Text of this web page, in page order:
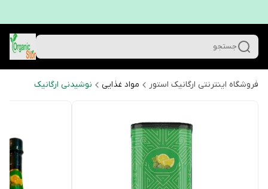
جستجو
فروشگاه اینترنتی ارگانیک استور مواد غذایی نوشیدنی ارگانیک